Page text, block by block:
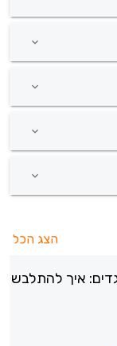
הצג הכל
איך להתלבש